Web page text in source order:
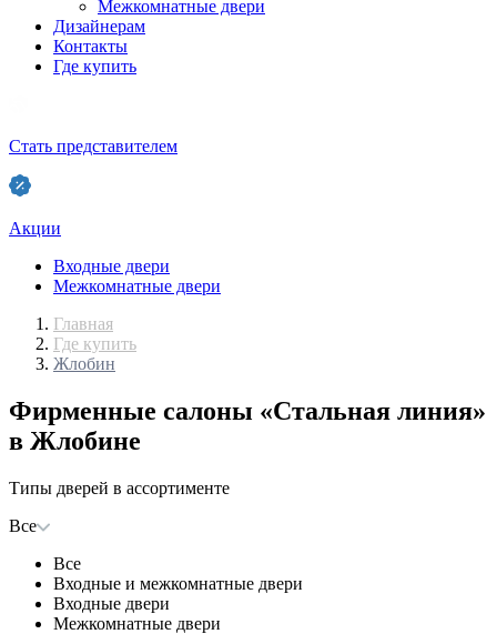
Межкомнатные двери
Дизайнерам
Контакты
Где купить
Стать представителем
Акции
Входные двери
Межкомнатные двери
Главная
Где купить
Жлобин
Фирменные салоны «Стальная линия»
в Жлобине
Типы дверей в ассортименте
Все
Все
Входные и межкомнатные двери
Входные двери
Межкомнатные двери